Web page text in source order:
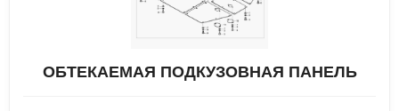
ОБТЕКАЕМАЯ ПОДКУЗОВНАЯ ПАНЕЛЬ